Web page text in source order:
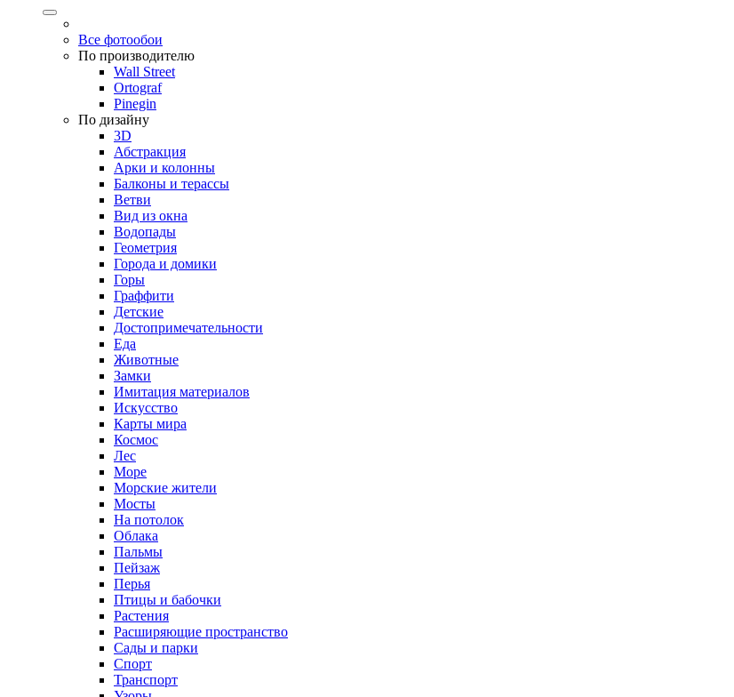
Все фотообои
По производителю
Wall Street
Ortograf
Pinegin
По дизайну
3D
Абстракция
Арки и колонны
Балконы и терассы
Ветви
Вид из окна
Водопады
Геометрия
Города и домики
Горы
Граффити
Детские
Достопримечательности
Еда
Животные
Замки
Имитация материалов
Искусство
Карты мира
Космос
Лес
Море
Морские жители
Мосты
На потолок
Облака
Пальмы
Пейзаж
Перья
Птицы и бабочки
Растения
Расширяющие пространство
Сады и парки
Спорт
Транспорт